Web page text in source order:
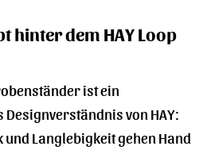
hinter dem HAY Loop
ist ein
von HAY:
Langlebigkeit gehen Hand